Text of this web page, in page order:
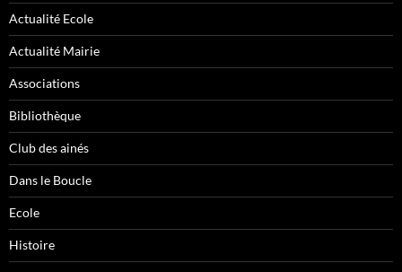
Actualité Ecole
Actualité Mairie
Associations
Bibliothèque
Club des ainés
Dans le Boucle
Ecole
Histoire